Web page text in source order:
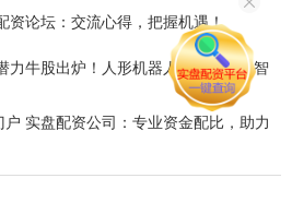
资论坛：交流心得，把握机遇！
力牛股出炉！人形机器人、AI手机、智
实盘配资公司：专业资金配比，助力